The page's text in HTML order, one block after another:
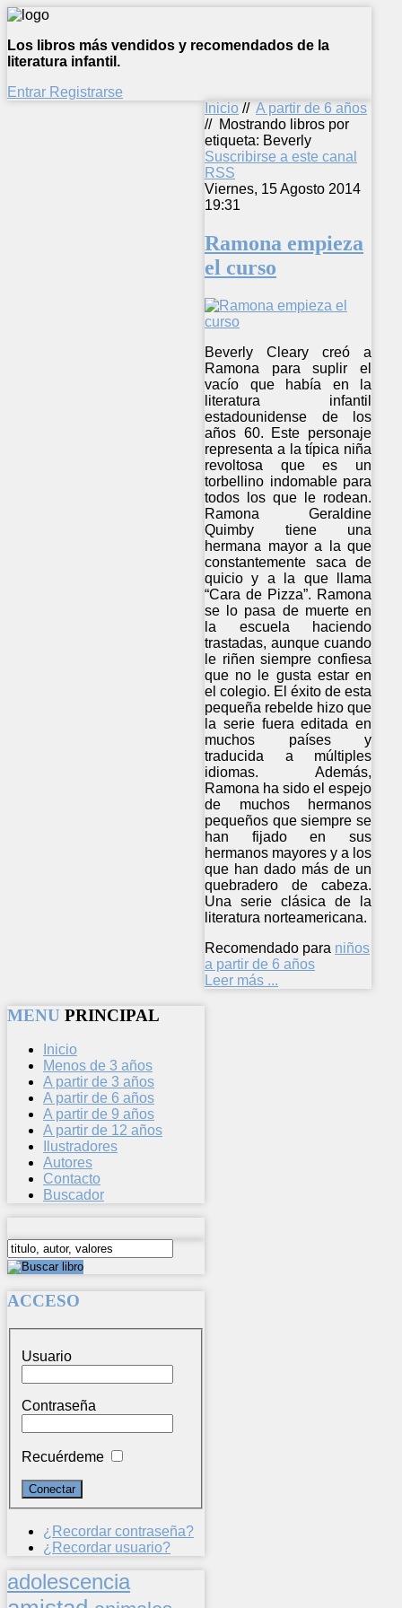
Los libros más vendidos y recomendados de la
literatura infantil.
Entrar Registrarse
Inicio // A partir de 6 años
// Mostrando libros por
etiqueta: Beverly
Suscribirse a este canal
RSS
Viernes, 15 Agosto 2014
19:31
Ramona empieza
el curso
Beverly Cleary creó a
Ramona para suplir el
vacío que había en la
literatura infantil
estadounidense de los
años 60. Este personaje
representa a la típica niña
revoltosa que es un
torbellino indomable para
todos los que le rodean.
Ramona Geraldine
Quimby tiene una
hermana mayor a la que
constantemente saca de
quicio y a la que llama
“Cara de Pizza”. Ramona
se lo pasa de muerte en
la escuela haciendo
trastadas, aunque cuando
le riñen siempre confiesa
que no le gusta estar en
el colegio. El éxito de esta
pequeña rebelde hizo que
la serie fuera editada en
muchos países y
traducida a múltiples
idiomas. Además,
Ramona ha sido el espejo
de muchos hermanos
pequeños que siempre se
han fijado en sus
hermanos mayores y a los
que han dado más de un
quebradero de cabeza.
Una serie clásica de la
literatura norteamericana.
Recomendado para niños
a partir de 6 años
Leer más ...
MENU PRINCIPAL
Inicio
Menos de 3 años
A partir de 3 años
A partir de 6 años
A partir de 9 años
A partir de 12 años
Ilustradores
Autores
Contacto
Buscador
ACCESO
Usuario
Contraseña
Recuérdeme
¿Recordar contraseña?
¿Recordar usuario?
adolescencia